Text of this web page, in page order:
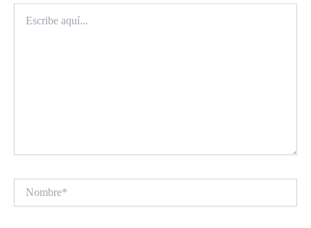
aquí...